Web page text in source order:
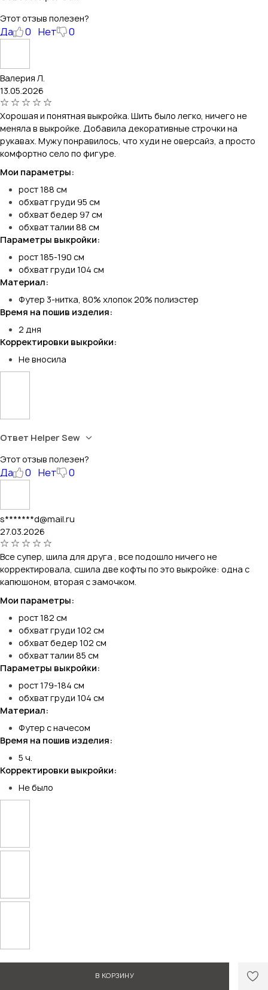
В КОРЗИНУ
Этот отзыв полезен?
Да 0 Нет 0
Валерия Л.
13.05.2026
Хорошая и понятная выкройка. Шить было легко, ничего не
меняла в выкройке. Добавила декоративные строчки на
рукавах. Мужу понравилось, что худи не оверсайз, а просто
комфортно село по фигуре.
Мои параметры:
рост 188 см
обхват груди 95 см
обхват бедер 97 см
обхват талии 88 см
Параметры выкройки:
рост 185-190 см
обхват груди 104 см
Материал:
Футер 3-нитка, 80% хлопок 20% полиэстер
Время на пошив изделия:
2 дня
Корректировки выкройки:
Не вносила
Ответ Helper Sew
Этот отзыв полезен?
Да 0 Нет 0
s*******d@mail.ru
27.03.2026
Все супер, шила для друга , все подошло ничего не
корректировала, сшила две кофты по это выкройке: одна с
капюшоном, вторая с замочком.
Мои параметры:
рост 182 см
обхват груди 102 см
обхват бедер 102 см
обхват талии 85 см
Параметры выкройки:
рост 179-184 см
обхват груди 104 см
Материал:
Футер с начесом
Время на пошив изделия:
5 ч.
Корректировки выкройки:
Не было